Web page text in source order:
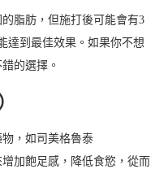
脂肪，但施打後可能會有3
達到最佳效果。如果你不想
的選擇。
，如司美格魯泰
增加飽足感，降低食慾，從而